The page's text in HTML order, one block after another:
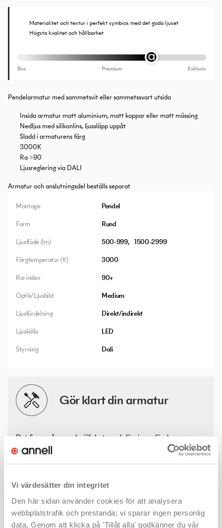
Vi värdesätter din integritet
Den här sidan använder cookies för att analysera
webbplatstrafik och prestanda; vi sparar ingen personlig
data. Genom att klicka på 'Tillåt alla' godkänner du vår
Materialitet och textur i perfekt symbios med det goda ljuset
Högsta kvalitet och hållbarhet
Pendelarmatur med sammetsvit eller sammetssvart utsida
Insida armatur matt aluminium, matt koppar eller matt mässing
Nedljus med silikonlins, ljussläpp uppåt
Sladd i armaturens färg
3000K
Ra >90
Ljusreglering via DALI
Armatur och anslutningsdel beställs separat
Montage
Pendel
Form
Rund
Ljusflöde (lm)
500-999
1500-2999
Färgtemperatur (K)
3000
Ra-index
90+
Optik/Ljusbild
Medium
Ljusfördelning
Direkt/indirekt
Ljuskälla
LED
Styrning
Dali
Gör klart din armatur
Det finns många valmöjligheter och lösningar för denna
produkt. Med några enkla klick hittar du mer information - som
kanske ljusfiler eller montageanvisningar - och väljer rätt